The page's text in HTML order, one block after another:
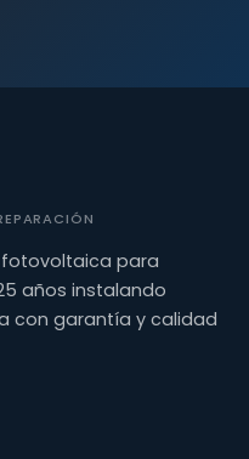
fotovoltaica para
años instalando
con garantía y calidad